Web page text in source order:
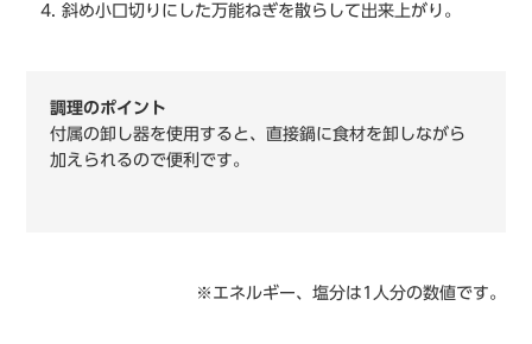
斜め小口切りにした万能ねぎを散らして出来上がり。
調理のポイント
付属の卸し器を使用すると、直接鍋に食材を卸しながら
加えられるので便利です。
※エネルギー、塩分は1人分の数値です。